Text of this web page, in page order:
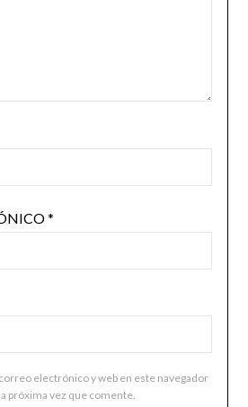
*
electrónico y web en este navegador
próxima vez que comente.